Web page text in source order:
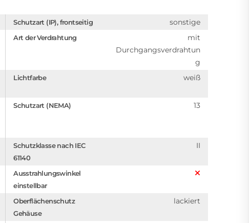
Schutzart (IP), frontseitig sonstige
Art der Verdrahtung
mit
Durchgangsverdrahtun
g
Lichtfarbe weiß
Schutzart (NEMA) 13
Schutzklasse nach IEC
61140
II
Ausstrahlungswinkel
einstellbar
Oberflächenschutz
Gehäuse
lackiert